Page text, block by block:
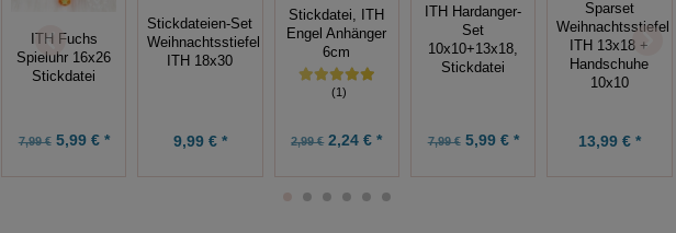
ITH Fuchs
Spieluhr 16x26
Stickdatei
7,99 €5,99 € *
Stickdateien-Set
Weihnachtsstiefel
ITH 18x30
9,99 € *
Stickdatei, ITH
Engel Anhänger
6cm
(1)
2,99 €2,24 € *
ITH Hardanger-
Set
10x10+13x18,
Stickdatei
7,99 €5,99 € *
Sparset
Weihnachtsstiefel
ITH 13x18 +
Handschuhe
10x10
13,99 € *